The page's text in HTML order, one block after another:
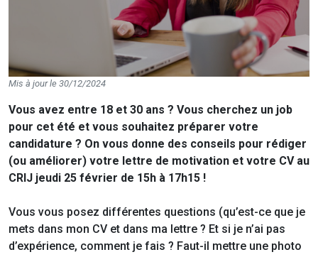
Mis à jour le 30/12/2024
Vous avez entre 18 et 30 ans ? Vous cherchez un job
pour cet été et vous souhaitez préparer votre
candidature ? On vous donne des conseils pour rédiger
(ou améliorer) votre lettre de motivation et votre CV au
CRIJ jeudi 25 février de 15h à 17h15 !
Vous vous posez différentes questions (qu’est-ce que je
mets dans mon CV et dans ma lettre ? Et si je n’ai pas
d’expérience, comment je fais ? Faut-il mettre une photo